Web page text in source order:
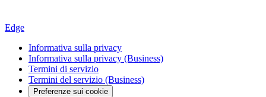
Edge
Informativa sulla privacy
Informativa sulla privacy (Business)
Termini di servizio
Termini del servizio (Business)
Preferenze sui cookie